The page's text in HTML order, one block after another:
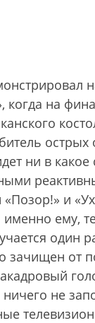
когда на
ни в
и
именно
один
от
не